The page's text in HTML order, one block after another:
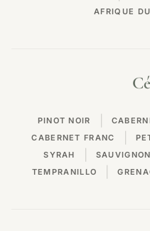
AFRIQUE
PINOT NOIR
CABERNET FRANC
SYRAH
TEMPRANILLO